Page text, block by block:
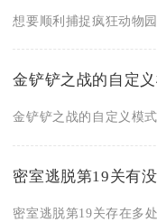
密室逃脱第19关有